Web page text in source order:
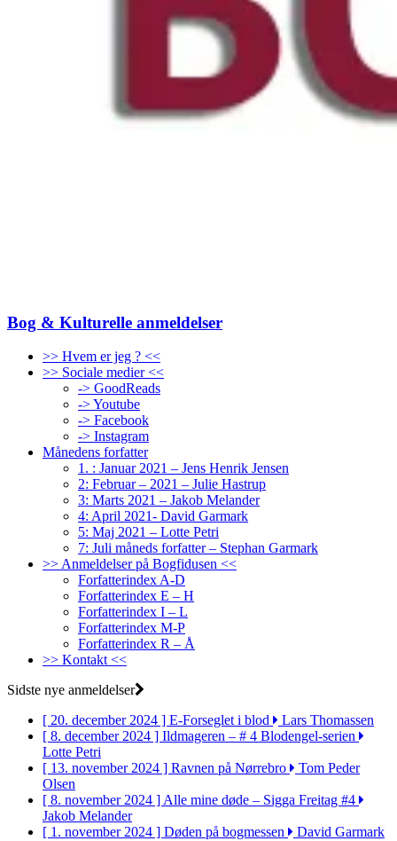
Bog & Kulturelle anmeldelser
>> Hvem er jeg ? <<
>> Sociale medier <<
-> GoodReads
-> Youtube
-> Facebook
-> Instagram
Månedens forfatter
1. : Januar 2021 – Jens Henrik Jensen
2: Februar – 2021 – Julie Hastrup
3: Marts 2021 – Jakob Melander
4: April 2021- David Garmark
5: Maj 2021 – Lotte Petri
7: Juli måneds forfatter – Stephan Garmark
>> Anmeldelser på Bogfidusen <<
Forfatterindex A-D
Forfatterindex E – H
Forfatterindex I – L
Forfatterindex M-P
Forfatterindex R – Å
>> Kontakt <<
Sidste nye anmeldelser
[ 20. december 2024 ] E-Forseglet i blod
Lars Thomassen
[ 8. december 2024 ] Ildmageren – # 4 Blodengel-serien
Lotte Petri
[ 13. november 2024 ] Ravnen på Nørrebro
Tom Peder
Olsen
[ 8. november 2024 ]Alle mine døde – Sigga Freitag #4
Jakob Melander
[ 1. november 2024 ] Døden på bogmessen
David Garmark